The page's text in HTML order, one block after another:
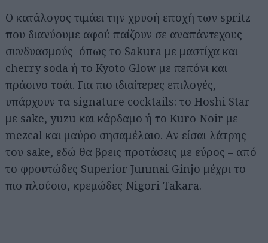
Ο κατάλογος τιμάει την χρυσή εποχή των spritz
που διανύουμε αφού παίζουν σε αναπάντεχους
συνδυασμούς όπως το Sakura με μαστίχα και
cherry soda ή το Kyoto Glow με πεπόνι και
πράσινο τσάι. Για πιο ιδιαίτερες επιλογές,
υπάρχουν τα signature cocktails: το Hoshi Star
με sake, yuzu και κάρδαμο ή το Kuro Noir με
mezcal και μαύρο σησαμέλαιο. Αν είσαι λάτρης
του sake, εδώ θα βρεις προτάσεις με εύρος – από
το φρουτώδες Superior Junmai Ginjo μέχρι το
πιο πλούσιο, κρεμώδες Nigori Takara.